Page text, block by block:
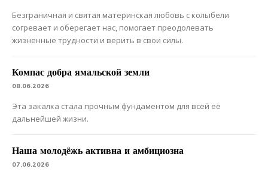
Безграничная и святая материнская любовь с колыбели
согревает и оберегает нас, помогает преодолевать
жизненные трудности и верить в свои силы.
Компас добра ямальской земли
08.06.2026
Эта закалка стала прочным фундаментом для всей её
дальнейшей жизни.
Наша молодёжь активна и амбициозна
07.06.2026